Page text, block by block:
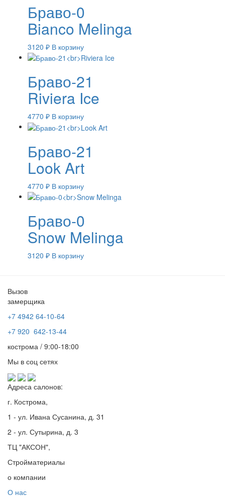
Браво-0
Bianco Melinga
3120 ₽ В корзину
Браво-21
Riviera Ice
4770 ₽ В корзину
Браво-21
Look Art
4770 ₽ В корзину
Браво-0
Snow Melinga
3120 ₽ В корзину
Вызов
замерщика
+7 4942 64-10-64
+7 920 642-13-44
кострома / 9:00-18:00
Мы в соц сетях
Адреса салонов:
г. Кострома,
1 - ул. Ивана Сусанина, д. 31
2 - ул. Сутырина, д. 3
ТЦ "АКСОН",
Стройматериалы
о компании
О нас